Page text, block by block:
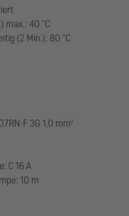
max.: 40 °C
(2 Min.): 80 °C
F 3G 1,0 mm²
C 16 A
10 m